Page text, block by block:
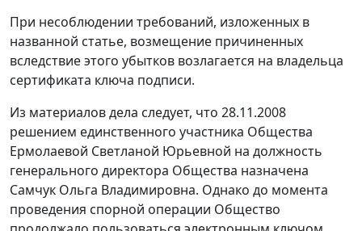
При несоблюдении требований, изложенных в
названной статье, возмещение причиненных
вследствие этого убытков возлагается на владельца
сертификата ключа подписи.
Из материалов дела следует, что 28.11.2008
решением единственного участника Общества
Ермолаевой Светланой Юрьевной на должность
генерального директора Общества назначена
Самчук Ольга Владимировна. Однако до момента
проведения спорной операции Общество